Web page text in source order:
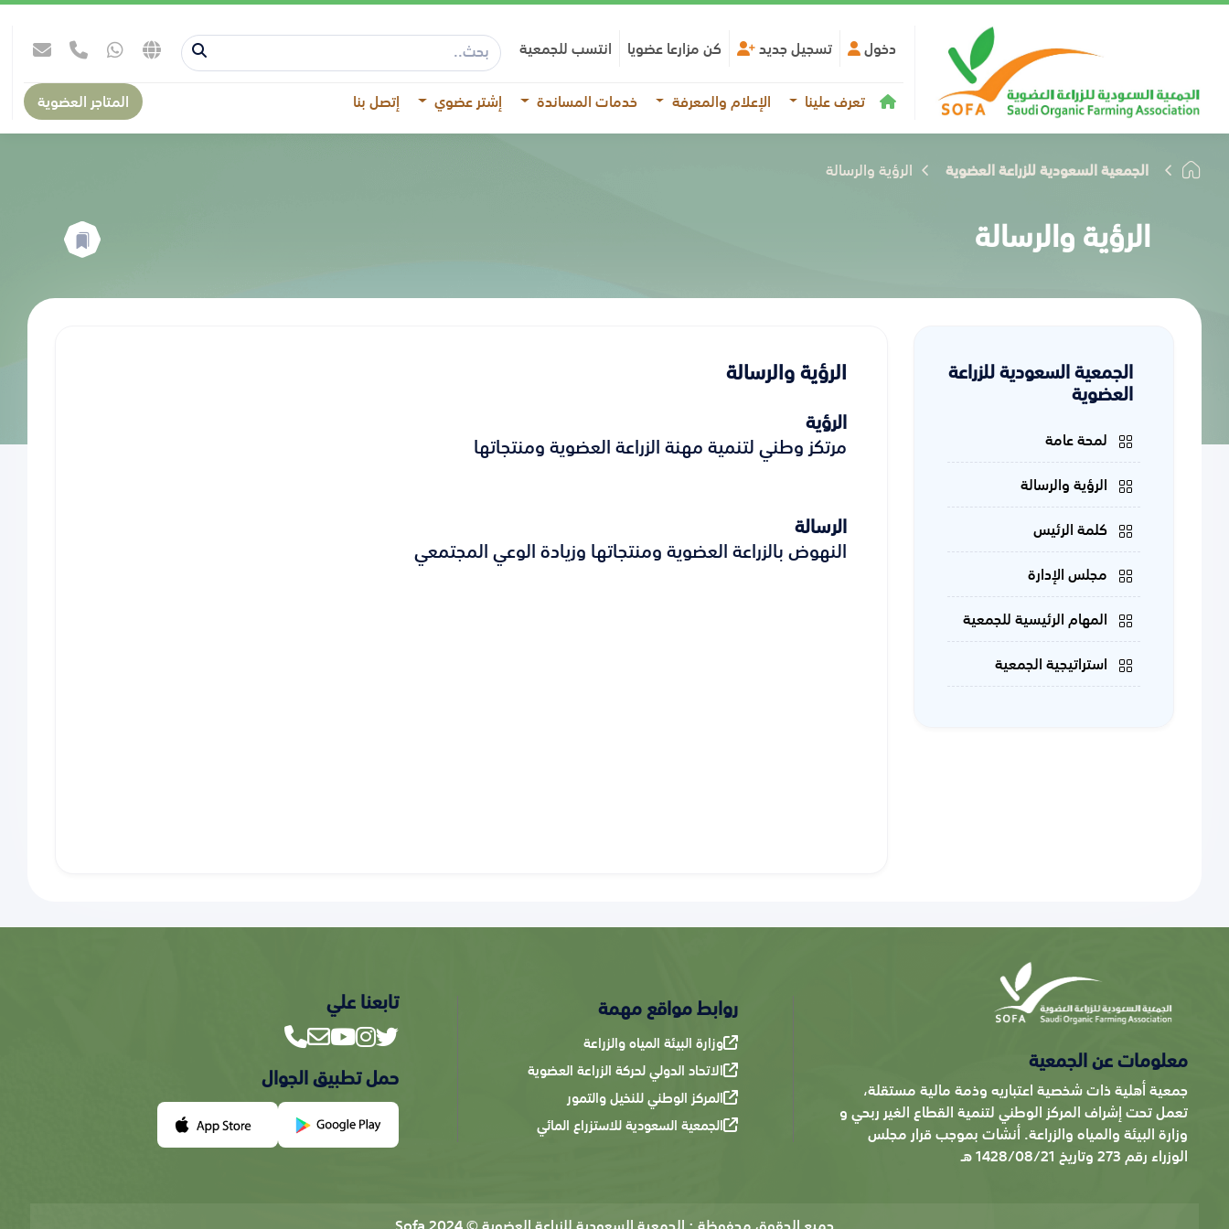
دخول تسجيل جديد كن مزارعا عضويا انتسب للجمعية
تعرف علينا
الإعلام والمعرفة خدمات المساندة إشتر عضوي إتصل بنا المتاجر العضوية
الجمعية السعودية للزراعة العضوية الرؤية والرسالة
الرؤية والرسالة
الجمعية السعودية للزراعة
العضوية
لمحة عامة
الرؤية والرسالة
كلمة الرئيس
مجلس الإدارة
المهام الرئيسية للجمعية
استراتيجية الجمعية
الرؤية والرسالة
الرؤية
مرتكز وطني لتنمية مهنة الزراعة العضوية ومنتجاتها
الرسالة
النهوض بالزراعة العضوية ومنتجاتها وزيادة الوعي المجتمعي
معلومات عن الجمعية
جمعية أهلية ذات شخصية اعتباريه وذمة مالية مستقلة،
تعمل تحت إشراف المركز الوطني لتنمية القطاع الغير ربحي و
وزارة البيئة والمياه والزراعة. أنشات بموجب قرار مجلس
الوزراء رقم 273 وتاريخ 1428/08/21 هـ
روابط مواقع مهمة
وزارة البيئة المياه والزراعة
الاتحاد الدولي لحركة الزراعة العضوية
المركز الوطني للنخيل والتمور
الجمعية السعودية للاستزراع المائي
تابعنا علي
حمل تطبيق الجوال